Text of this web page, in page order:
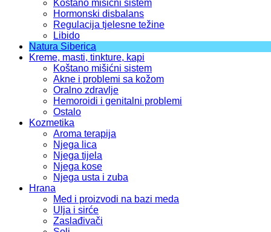
Koštano mišićni sistem
Hormonski disbalans
Regulacija tjelesne težine
Libido
Natura Siberica
Kreme, masti, tinkture, kapi
Koštano mišićni sistem
Akne i problemi sa kožom
Oralno zdravlje
Hemoroidi i genitalni problemi
Ostalo
Kozmetika
Aroma terapija
Njega lica
Njega tijela
Njega kose
Njega usta i zuba
Hrana
Med i proizvodi na bazi meda
Ulja i sirće
Zaslađivači